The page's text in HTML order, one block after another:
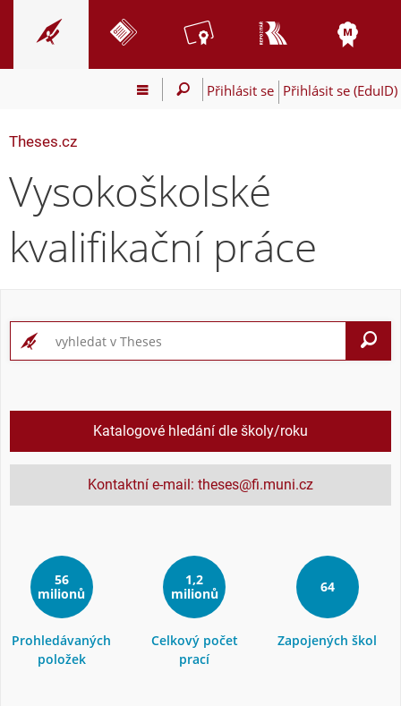
Přihlásit se Přihlásit se (EduID)
Theses.cz
Vysokoškolské
kvalifikační práce
Katalogové hledání dle školy/roku
Kontaktní e-mail: theses@fi.muni.cz
56
milionů
Prohledávaných
položek
1,2
milionů
Celkový počet
prací
64
Zapojených škol